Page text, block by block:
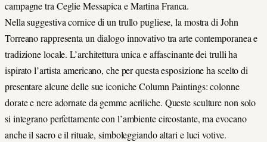
campagne tra Ceglie Messapica e Martina Franca.
Nella suggestiva cornice di un trullo pugliese, la mostra di John
Torreano rappresenta un dialogo innovativo tra arte contemporanea e
tradizione locale. L’architettura unica e affascinante dei trulli ha
ispirato l’artista americano, che per questa esposizione ha scelto di
presentare alcune delle sue iconiche Column Paintings: colonne
dorate e nere adornate da gemme acriliche. Queste sculture non solo
si integrano perfettamente con l’ambiente circostante, ma evocano
anche il sacro e il rituale, simboleggiando altari e luci votive.